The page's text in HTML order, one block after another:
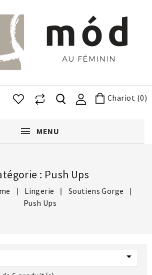
Chariot (0)
MENU
: Push Ups
Lingerie
Soutiens Gorge
Push Ups
